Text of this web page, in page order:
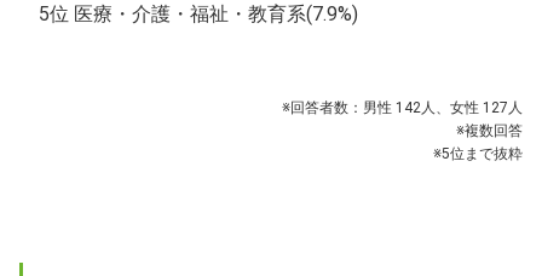
5位 医療・介護・福祉・教育系(7.9%)
※回答者数：男性 142人、女性 127人
※複数回答
※5位まで抜粋